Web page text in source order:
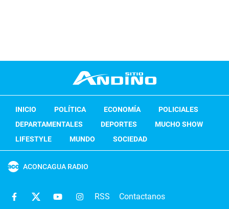
INICIO POLÍTICA ECONOMÍA
POLICIALES
DEPARTAMENTALES
DEPORTES
MUCHO SHOW
LIFESTYLE
MUNDO SOCIEDAD
ACONCAGUA RADIO
RSS Contactanos